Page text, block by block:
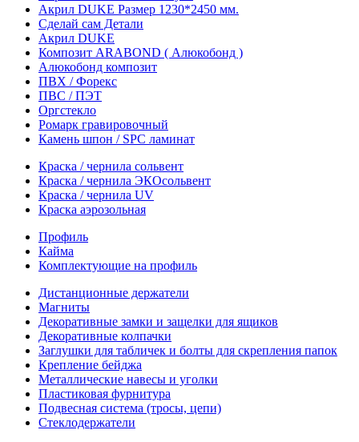
Акрил DUKE Размер 1230*2450 мм.
Сделай сам Детали
Акрил DUKE
Композит ARABOND ( Алюкобонд )
Алюкобонд композит
ПВХ / Форекс
ПВС / ПЭТ
Оргстекло
Ромарк гравировочный
Камень шпон / SPC ламинат
Краска / чернила сольвент
Краска / чернила ЭКОсольвент
Краска / чернила UV
Краска аэрозольная
Профиль
Кайма
Комплектующие на профиль
Дистанционные держатели
Магниты
Декоративные замки и защелки для ящиков
Декоративные колпачки
Заглушки для табличек и болты для скрепления папок
Крепление бейджа
Металлические навесы и уголки
Пластиковая фурнитура
Подвесная система (тросы, цепи)
Стеклодержатели